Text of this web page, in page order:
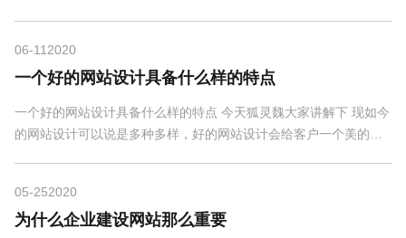
06-11 2020
一个好的网站设计具备什么样的特点
一个好的网站设计具备什么样的特点 今天狐灵魏大家讲解下 现如今
的网站设计可以说是多种多样，好的网站设计会给客户一个美的感
05-252020
为什么企业建设网站那么重要